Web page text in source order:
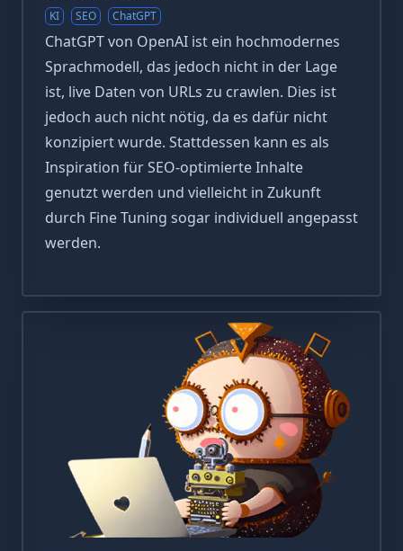
KI SEO ChatGPT
ChatGPT von OpenAI ist ein hochmodernes
Sprachmodell, das jedoch nicht in der Lage
ist, live Daten von URLs zu crawlen. Dies ist
jedoch auch nicht nötig, da es dafür nicht
konzipiert wurde. Stattdessen kann es als
Inspiration für SEO-optimierte Inhalte
genutzt werden und vielleicht in Zukunft
durch Fine Tuning sogar individuell angepasst
werden.